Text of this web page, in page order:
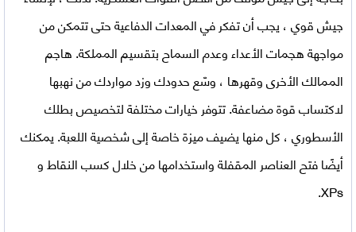
جيش قوي ، يجب أن تفكر في المعدات الدفاعية حتى تتمكن من
مواجهة هجمات الأعداء وعدم السماح بتقسيم المملكة. هاجم
الممالك الأخرى وقهرها ، وسّع حدودك وزد مواردك من نهبها
لاكتساب قوة مضاعفة. تتوفر خيارات مختلفة لتخصيص بطلك
الأسطوري ، كل منها يضيف ميزة خاصة إلى شخصية اللعبة. يمكنك
أيضًا فتح العناصر المقفلة واستخدامها من خلال كسب النقاط و
XPs.